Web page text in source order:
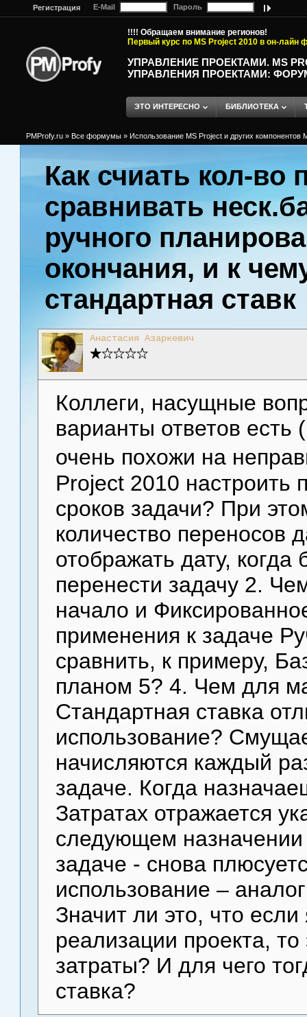
Регистрация E-Mail Пароль
!!!! Обращаем внимание регионов!
Первый курс по MS Project 2010 в он-лайн
УПРАВЛЕНИЕ ПРОЕКТАМИ. MS
УПРАВЛЕНИЯ ПРОЕКТАМИ:
ЭТО ИНТЕРЕСНО БИБЛИОТЕКА
PMProfy.ru » Все формумы » Использование MS Project и других компонентов
Как счиать кол-во
сравнивать
ручного
окончания, и к
стандартная ставк
Анастасия Азаркевич
Коллеги, насущные
варианты ответов есть
очень похожи на
Project 2010 настроить
сроков задачи? При
количество переносов
отображать дату,
перенести задачу 2.
начало и
применения к задаче
сравнить, к примеру,
планом 5? 4. Чем для
Стандартная ставка
использование?
начисляются каждый
задаче. Когда
Затратах отражается
следующем назначении
задаче - снова
использование –
Значит ли это, что
реализации проекта,
затраты? И для чего
ставка?